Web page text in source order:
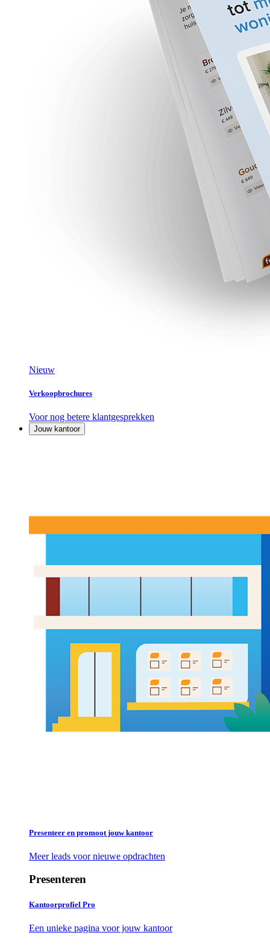
Nieuw
Verkoopbrochures
Voor nog betere klantgesprekken
Jouw kantoor
Presenteer en promoot jouw kantoor
Meer leads voor nieuwe opdrachten
Presenteren
Kantoorprofiel Pro
Een unieke pagina voor jouw kantoor